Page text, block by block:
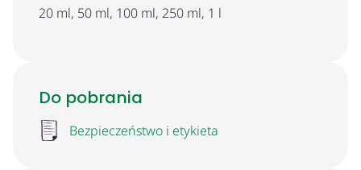
20 ml, 50 ml, 100 ml, 250 ml, 1 l
Do pobrania
Bezpieczeństwo i etykieta